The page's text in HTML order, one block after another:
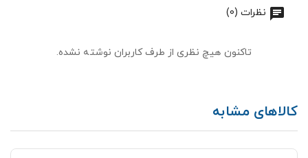
نظرات (0)
تاکنون هیچ نظری از طرف کاربران نوشته نشده.
کالاهای مشابه